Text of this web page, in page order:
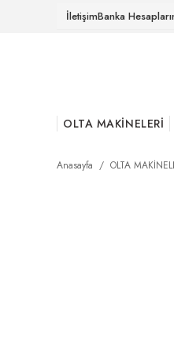
İletişimBanka
OLTA MAKİNELERİ
Anasayfa OLTA